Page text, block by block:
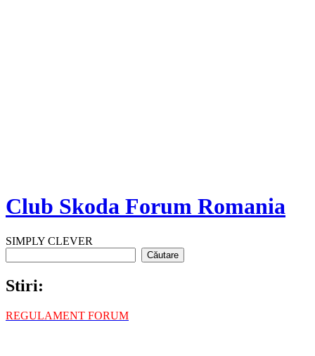
Club Skoda Forum Romania
SIMPLY CLEVER
Stiri:
REGULAMENT FORUM